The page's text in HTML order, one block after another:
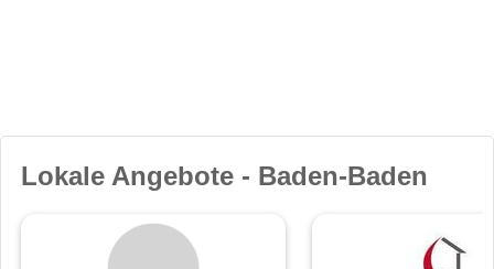
Lokale Angebote - Baden-Baden